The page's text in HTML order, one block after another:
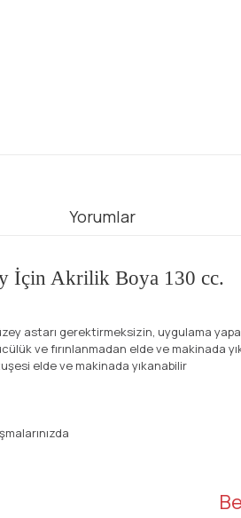
Yorumlar
İçin Akrilik Boya 130 cc.
astarı gerektirmeksizin, uygulama
ve fırınlanmadan elde ve makinada
elde ve makinada yıkanabilir
ve diğer konularda yetersiz